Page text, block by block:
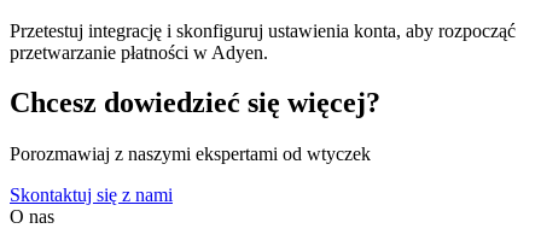
Przetestuj integrację i skonfiguruj ustawienia konta, aby rozpocząć
przetwarzanie płatności w Adyen.
Chcesz dowiedzieć się więcej?
Porozmawiaj z naszymi ekspertami od wtyczek
Skontaktuj się z nami
O nas